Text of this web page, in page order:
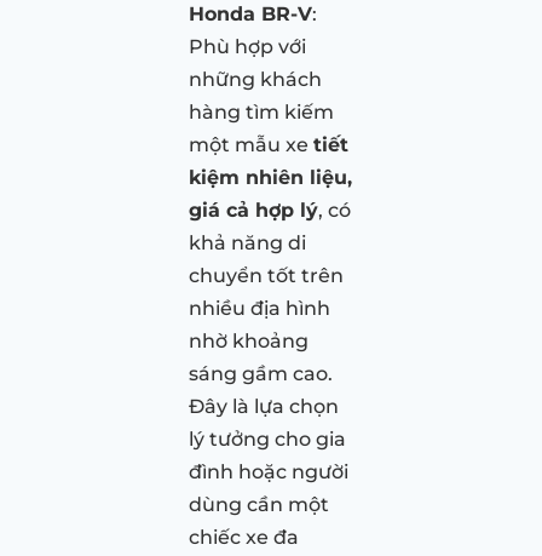
Honda BR-V:
Phù hợp với
những khách
hàng tìm kiếm
một mẫu xe tiết
kiệm nhiên liệu,
giá cả hợp lý, có
khả năng di
chuyển tốt trên
nhiều địa hình
nhờ khoảng
sáng gầm cao.
Đây là lựa chọn
lý tưởng cho gia
đình hoặc người
dùng cần một
chiếc xe đa